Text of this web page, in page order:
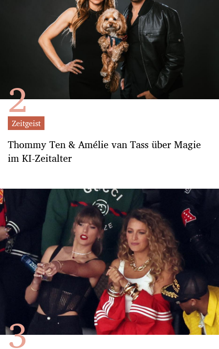
Zeitgeist
Thommy Ten & Amélie van Tass über Magie
im KI-Zeitalter